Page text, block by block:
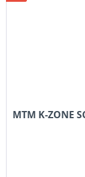
MTM K-ZONE